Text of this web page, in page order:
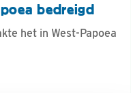
bedreigd
het in West-Papoea